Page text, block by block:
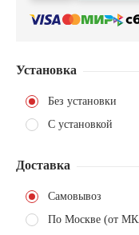
Установка
Без установки
С установкой
Доставка
Самовывоз
По Москве (от